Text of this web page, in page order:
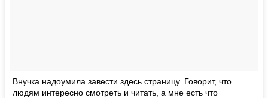
Внучка надоумила завести здесь страницу. Говорит, что
людям интересно смотреть и читать, а мне есть что